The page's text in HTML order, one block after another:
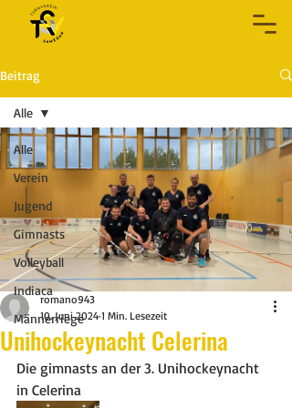
Beitrag
Alle
Verein
Jugend
Gimnasts
Volleyball
Indiaca
Männerriege
Alle
Unihockeynacht Celerina
romano943
10. Juni 2024 1 Min. Lesezeit
Die gimnasts an der 3. Unihockeynacht
in Celerina